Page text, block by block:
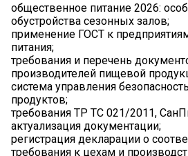
общественное питание 2026:
обустройства сезонных залов;
применение ГОСТ к
питания;
требования и перечень
производителей пищевой
система управления
продуктов;
требования ТР ТС 021/2011,
актуализация документации;
регистрация декларации о
требования к цехам и